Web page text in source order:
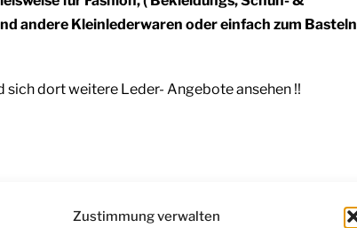
Zustimmung verwalten
andere Kleinlederwaren oder einfach zum Basteln
sich dort weitere Leder- Angebote ansehen !!